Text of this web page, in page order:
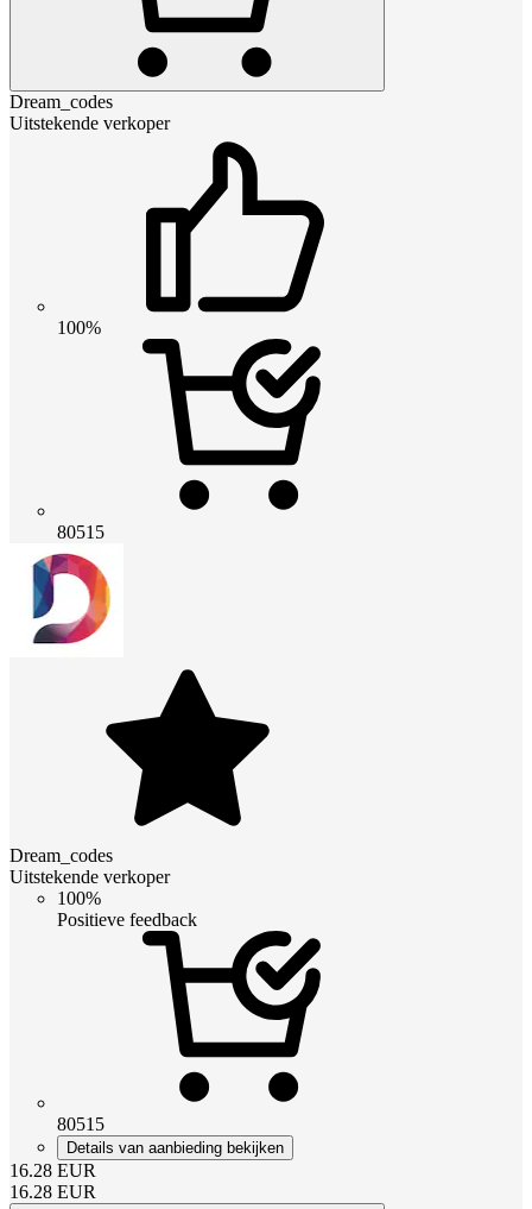
Dream_codes
Uitstekende verkoper
100%
80515
Dream_codes
Uitstekende verkoper
100%
Positieve feedback
80515
Details van aanbieding bekijken
16.28 EUR
16.28 EUR